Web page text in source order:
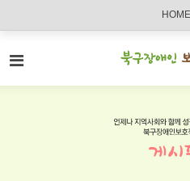
HOME